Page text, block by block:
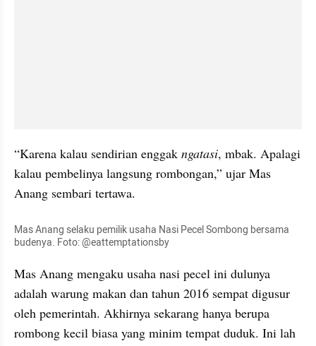
“Karena kalau sendirian enggak ngatasi, mbak. Apalagi
kalau pembelinya langsung rombongan,” ujar Mas
Anang sembari tertawa.
Mas Anang selaku pemilik usaha Nasi Pecel Sombong bersama
budenya. Foto: @eattemptationsby
Mas Anang mengaku usaha nasi pecel ini dulunya
adalah warung makan dan tahun 2016 sempat digusur
oleh pemerintah. Akhirnya sekarang hanya berupa
rombong kecil biasa yang minim tempat duduk. Ini lah